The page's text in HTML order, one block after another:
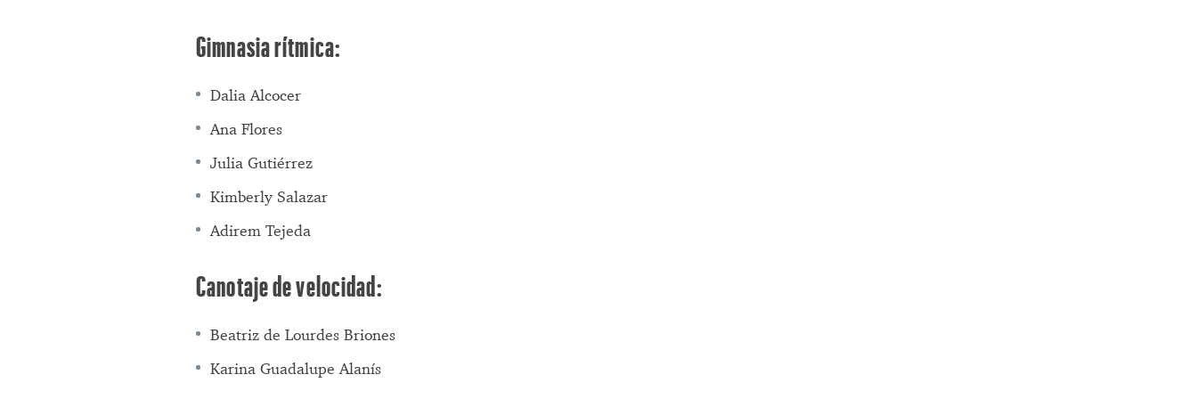
Gimnasia rítmica:
Dalia Alcocer
Ana Flores
Julia Gutiérrez
Kimberly Salazar
Adirem Tejeda
Canotaje de velocidad:
Beatriz de Lourdes Briones
Karina Guadalupe Alanís